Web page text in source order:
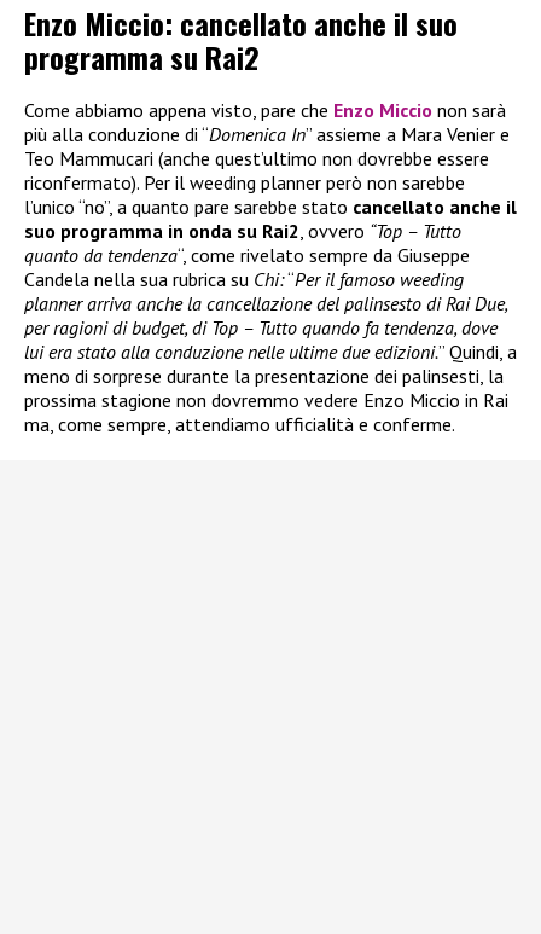
Enzo Miccio: cancellato anche il suo
programma su Rai2
Come abbiamo appena visto, pare che Enzo Miccio non sarà
più alla conduzione di “Domenica In” assieme a Mara Venier e
Teo Mammucari (anche quest’ultimo non dovrebbe essere
riconfermato). Per il weeding planner però non sarebbe
l’unico “no”, a quanto pare sarebbe stato cancellato anche il
suo programma in onda su Rai2, ovvero “Top – Tutto
quanto da tendenza“, come rivelato sempre da Giuseppe
Candela nella sua rubrica su Chi:“Per il famoso weeding
planner arriva anche la cancellazione del palinsesto di Rai Due,
per ragioni di budget, di Top – Tutto quando fa tendenza, dove
lui era stato alla conduzione nelle ultime due edizioni.” Quindi, a
meno di sorprese durante la presentazione dei palinsesti, la
prossima stagione non dovremmo vedere Enzo Miccio in Rai
ma, come sempre, attendiamo ufficialità e conferme.